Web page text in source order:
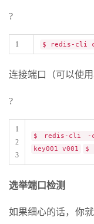
?
1 $ redis-cli
连接端口（可以使用
?
1
2
3
$ redis-cli -c
key001 v001
$
选举端口检测
如果细心的话，你